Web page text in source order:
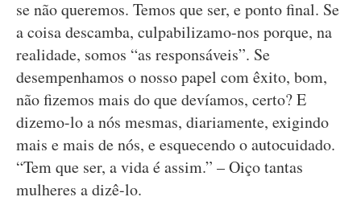
se não queremos. Temos que ser, e ponto final. Se
a coisa descamba, culpabilizamo-nos porque, na
realidade, somos “as responsáveis”. Se
desempenhamos o nosso papel com êxito, bom,
não fizemos mais do que devíamos, certo? E
dizemo-lo a nós mesmas, diariamente, exigindo
mais e mais de nós, e esquecendo o autocuidado.
“Tem que ser, a vida é assim.” – Oiço tantas
mulheres a dizê-lo.